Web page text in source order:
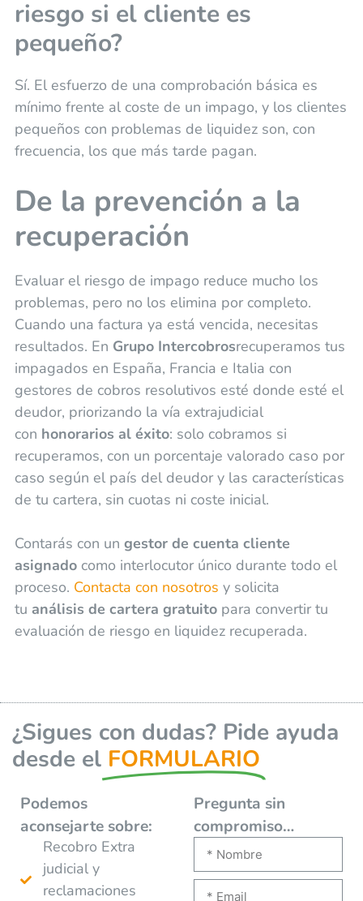
riesgo si el cliente es
pequeño?
Sí. El esfuerzo de una comprobación básica es
mínimo frente al coste de un impago, y los clientes
pequeños con problemas de liquidez son, con
frecuencia, los que más tarde pagan.
De la prevención a la
recuperación
Evaluar el riesgo de impago reduce mucho los
problemas, pero no los elimina por completo.
Cuando una factura ya está vencida, necesitas
resultados. En Grupo Intercobrosrecuperamos tus
impagados en España, Francia e Italia con
gestores de cobros resolutivos esté donde esté el
deudor, priorizando la vía extrajudicial
con honorarios al éxito: solo cobramos si
recuperamos, con un porcentaje valorado caso por
caso según el país del deudor y las características
de tu cartera, sin cuotas ni coste inicial.
Contarás con un gestor de cuenta cliente
asignadocomo interlocutor único durante todo el
proceso. Contacta con nosotros y solicita
tu análisis de cartera gratuitopara convertir tu
evaluación de riesgo en liquidez recuperada.
¿Sigues con dudas? Pide ayuda
desde el FORMULARIO
Podemos
aconsejarte sobre:
Recobro Extra
judicial y
reclamaciones
Pregunta sin
compromiso…